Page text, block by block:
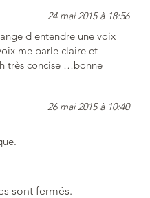
24 mai 2015 à 18:56
d entendre une voix
me parle claire et
très concise …bonne
26 mai 2015 à 10:40
sont fermés.